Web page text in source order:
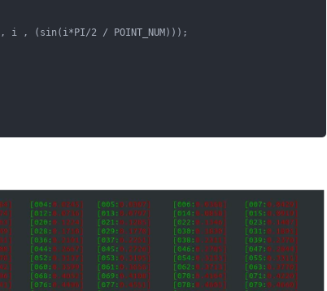
, i , (sin(i*PI/2 / POINT_NUM)));